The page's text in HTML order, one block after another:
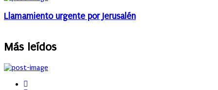
Llamamiento urgente por Jerusalén
Más leídos